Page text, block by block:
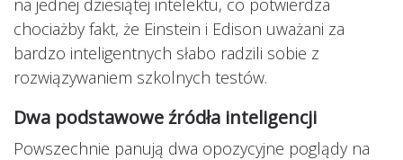
chociażby fakt, że Einstein i Edison uważani za
bardzo inteligentnych słabo radzili sobie z
rozwiązywaniem szkolnych testów.
Dwa podstawowe źródła inteligencji
Powszechnie panują dwa opozycyjne poglądy na